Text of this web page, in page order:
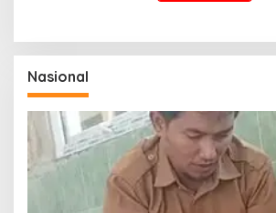
Nasional